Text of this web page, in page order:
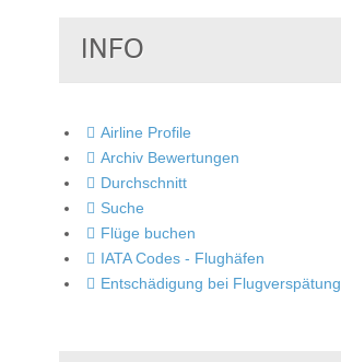
INFO
Airline Profile
Archiv Bewertungen
Durchschnitt
Suche
Flüge buchen
IATA Codes - Flughäfen
Entschädigung bei Flugverspätung